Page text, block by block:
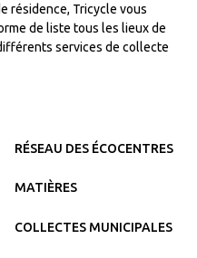
résidence, Tricycle vous
de liste tous les lieux de
services de collecte
RÉSEAU DES ÉCOCENTRES
MATIÈRES
COLLECTES MUNICIPALES